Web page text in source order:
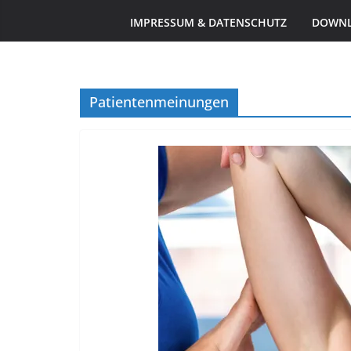
IMPRESSUM & DATENSCHUTZ
Patientenmeinungen